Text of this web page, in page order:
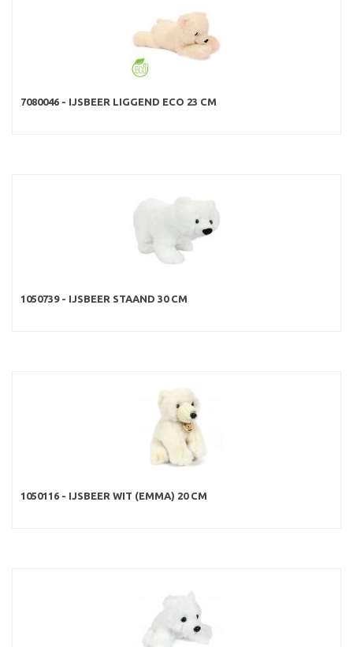
7080046 - IJSBEER LIGGEND ECO 23 CM
1050739 - IJSBEER STAAND 30 CM
1050116 - IJSBEER WIT (EMMA) 20 CM